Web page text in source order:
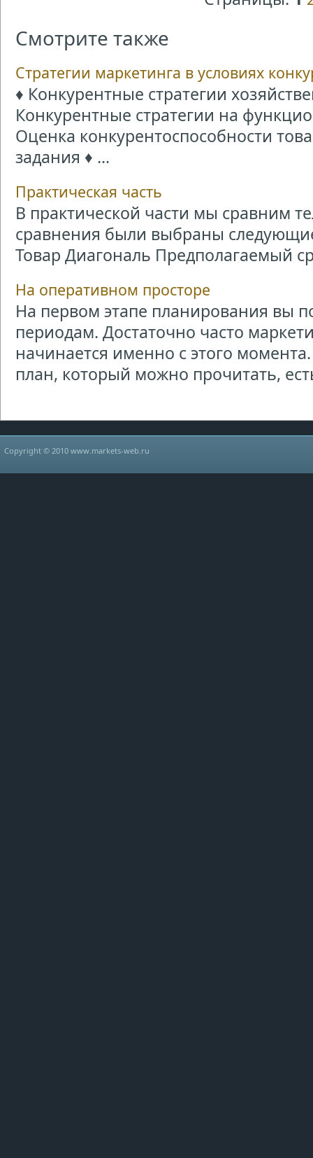
Смотрите также
Стратегии маркетинга в условиях
♦ Конкурентные стратегии
Конкурентные стратегии на
Оценка конкурентоспособности
задания ♦ ...
Практическая часть
В практической части мы сравним
сравнения были выбраны
Товар Диагональ Предполагаемый
На оперативном просторе
На первом этапе планирования вы
периодам. Достаточно часто
начинается именно с этого
план, который можно прочитать,
Copyright © 2010 www.markets-web.ru